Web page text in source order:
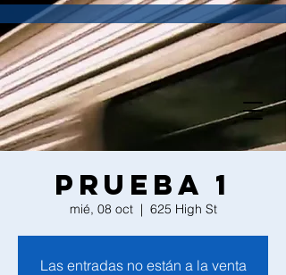
Prueba 1
mié, 08 oct
  |
625 High St
Las entradas no están a la venta